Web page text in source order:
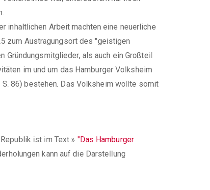
inhaltlichen Arbeit machten eine neuerliche
zum Austragungsort des "geistigen
Gründungsmitglieder, als auch ein Großteil
im und um das Hamburger Volksheim
86) bestehen. Das Volksheim wollte somit
ist im Text » "Das Hamburger
kann auf die Darstellung